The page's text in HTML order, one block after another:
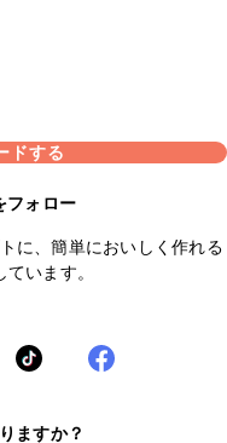
ドする
フォロー
に、簡単においしく作れる
います。
ますか？